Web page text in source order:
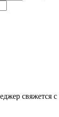
свяжется